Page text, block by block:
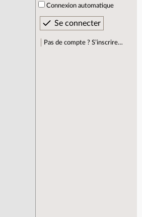
Connexion automatique
Pas de compte ? S’inscrire…